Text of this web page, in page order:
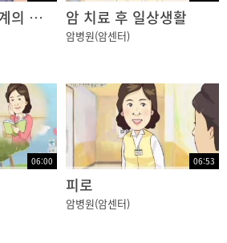
암 치료 후 신경계의 변화 (말초신경병증) 암 치료 후 일상생활
암병원(암센터)
06:00 06:53
피로
암병원(암센터)